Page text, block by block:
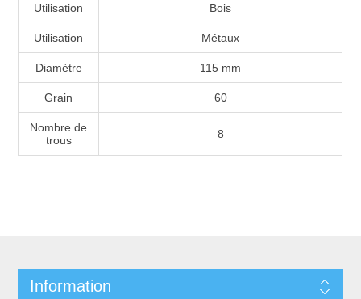
Utilisation Bois
Utilisation Métaux
Diamètre 115 mm
Grain 60
Nombre de
trous
8
Information